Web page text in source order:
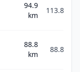
94.9
km
113.8
88.8
km
88.8